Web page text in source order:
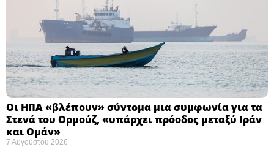
Οι ΗΠΑ «βλέπουν» σύντομα μια συμφωνία για τα
Στενά του Ορμούζ, «υπάρχει πρόοδος μεταξύ Ιράν
και Ομάν»
7 Αυγούστου 2026